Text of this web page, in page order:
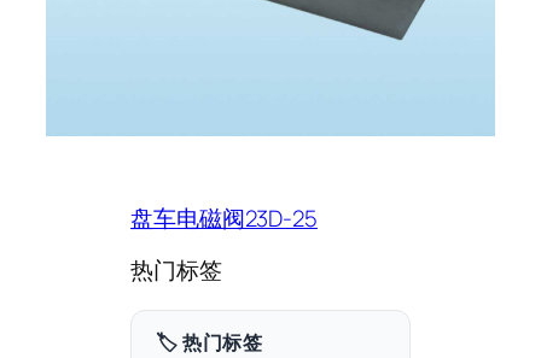
盘车电磁阀23D-25
热门标签
🏷️ 热门标签